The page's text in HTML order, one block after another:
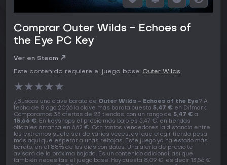
Comprar Outer Wilds - Echoes of
the Eye PC Key
Ver en Steam
Este contenido requiere el juego base: Outer Wilds
★★★★★
¿Buscas una clave barata de Outer Wilds - Echoes of the Eye? A
fecha de 8 ago 2026 la clave más barata cuesta 5,47 € en Difmark.
Comparamos 35 ofertas de 23 tiendas, con un rango de 5,47 € a
15,66 €. En keyshops el precio más bajo es 5,47 €, en tiendas
oficiales arranca en 6,62 €. Con tantos vendedores la distancia entre
los extremos suele ser de varias veces, así que elegir tienda pesa
más aquí que esperar a unas rebajas. Este juego ya ha estado más
barato, en el 88% de los días con datos. Una alerta de precio te
avisará de la próxima bajada. Es un contenido adicional, así que
también necesitas el juego base. Hoy cuesta 8,09 €, es decir 13,56 €